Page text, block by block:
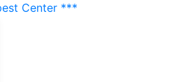
Center ***